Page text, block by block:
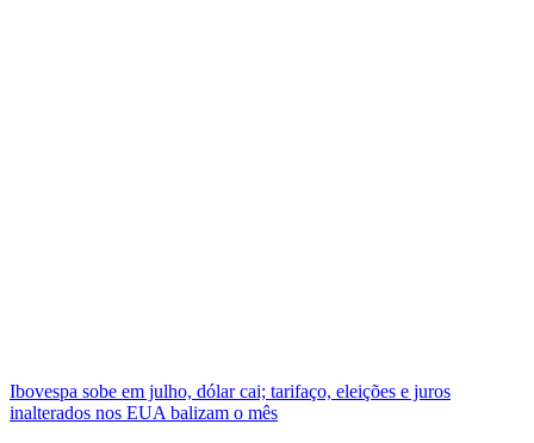
Ibovespa sobe em julho, dólar cai; tarifaço, eleições e juros
inalterados nos EUA balizam o mês